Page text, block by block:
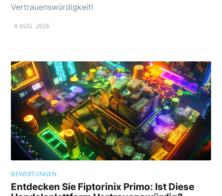
Vertrauenswürdigkeit!
4 AUG. 2026
BEWERTUNGEN
Entdecken Sie Fiptorinix Primo: Ist Diese